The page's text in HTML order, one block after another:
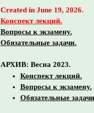
Created in June 19, 2026.
Конспект лекций.
Вопросы к экзамену.
Обязательные задачи.
АРХИВ: Весна 2023.
Конспект лекций.
Вопросы к экзамену.
Обязательные